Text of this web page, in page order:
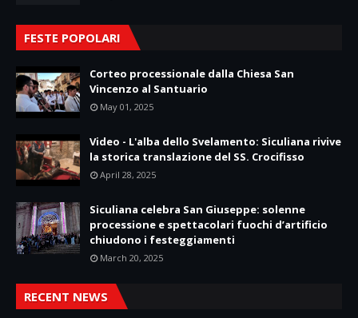
FESTE POPOLARI
Corteo processionale dalla Chiesa San
Vincenzo al Santuario
May 01, 2025
Video - L'alba dello Svelamento: Siculiana rivive
la storica translazione del SS. Crocifisso
April 28, 2025
Siculiana celebra San Giuseppe: solenne
processione e spettacolari fuochi d’artificio
chiudono i festeggiamenti
March 20, 2025
RECENT NEWS